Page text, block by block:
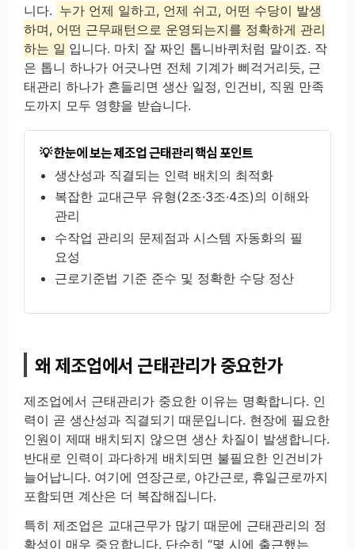
니다. 누가 언제 일하고, 언제 쉬고, 어떤 수당이 발생
하며, 어떤 근무패턴으로 운영되는지를 정확하게 관리
하는 일 입니다. 마치 잘 짜인 톱니바퀴처럼 말이죠. 작
은 톱니 하나가 어긋나면 전체 기계가 삐걱거리듯, 근
태관리 하나가 흔들리면 생산 일정, 인건비, 직원 만족
도까지 모두 영향을 받습니다.
한눈에 보는 제조업 근태관리 핵심 포인트
생산성과 직결되는 인력 배치의 최적화
복잡한 교대근무 유형(2조·3조·4조)의 이해와
관리
수작업 관리의 문제점과 시스템 자동화의 필
요성
근로기준법 기준 준수 및 정확한 수당 정산
왜 제조업에서 근태관리가 중요한가
제조업에서 근태관리가 중요한 이유는 명확합니다. 인
력이 곧 생산성과 직결되기 때문입니다. 현장에 필요한
인원이 제때 배치되지 않으면 생산 차질이 발생합니다.
반대로 인력이 과다하게 배치되면 불필요한 인건비가
늘어납니다. 여기에 연장근로, 야간근로, 휴일근로까지
포함되면 계산은 더 복잡해집니다.
특히 제조업은 교대근무가 많기 때문에 근태관리의 정
확성이 매우 중요합니다. 단순히 “몇 시에 출근했는